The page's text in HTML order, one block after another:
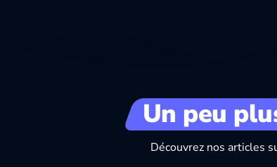
Un peu
Découvrez nos articles